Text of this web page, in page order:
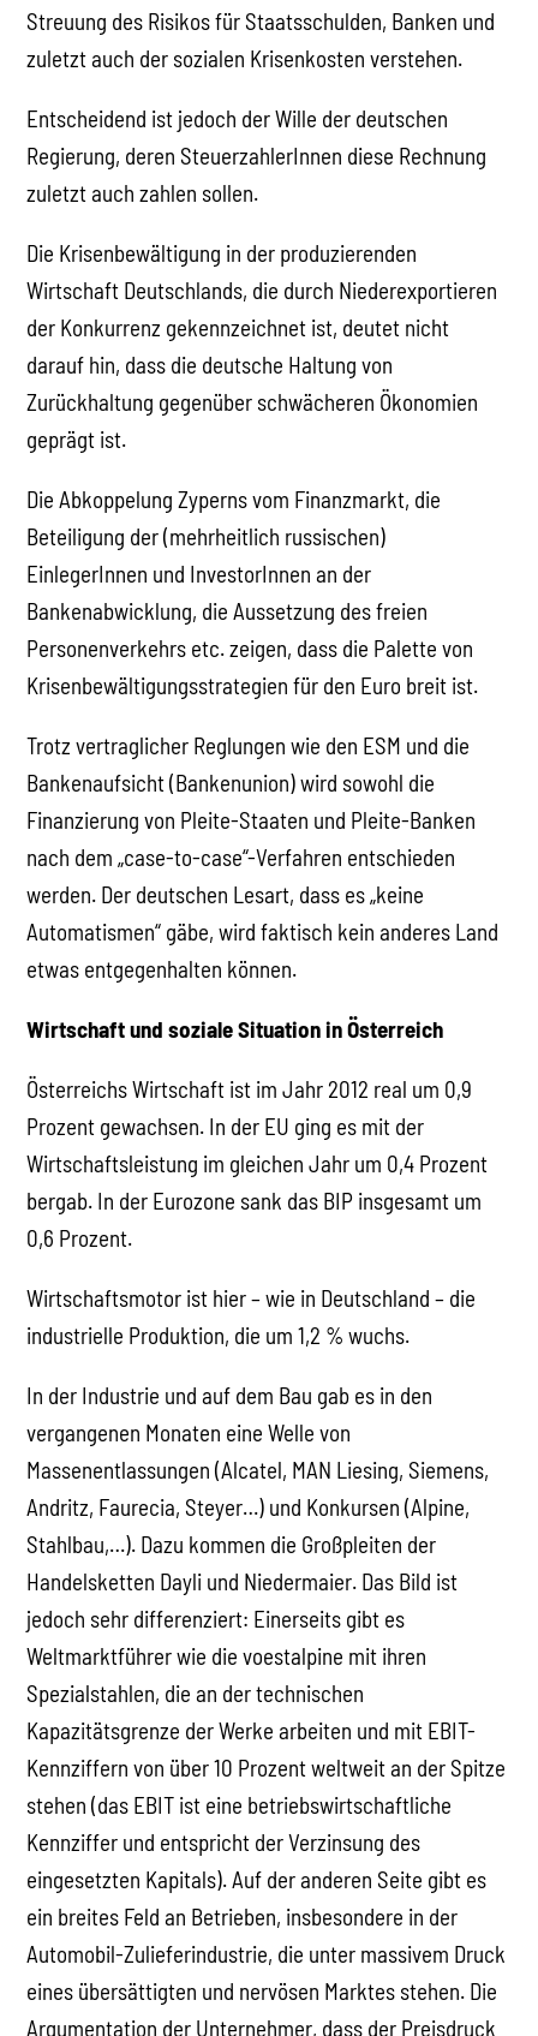
Streuung des Risikos für Staatsschulden, Banken und
zuletzt auch der sozialen Krisenkosten verstehen.
Entscheidend ist jedoch der Wille der deutschen
Regierung, deren SteuerzahlerInnen diese Rechnung
zuletzt auch zahlen sollen.
Die Krisenbewältigung in der produzierenden
Wirtschaft Deutschlands, die durch Niederexportieren
der Konkurrenz gekennzeichnet ist, deutet nicht
darauf hin, dass die deutsche Haltung von
Zurückhaltung gegenüber schwächeren Ökonomien
geprägt ist.
Die Abkoppelung Zyperns vom Finanzmarkt, die
Beteiligung der (mehrheitlich russischen)
EinlegerInnen und InvestorInnen an der
Bankenabwicklung, die Aussetzung des freien
Personenverkehrs etc. zeigen, dass die Palette von
Krisenbewältigungsstrategien für den Euro breit ist.
Trotz vertraglicher Reglungen wie den ESM und die
Bankenaufsicht (Bankenunion) wird sowohl die
Finanzierung von Pleite-Staaten und Pleite-Banken
nach dem „case-to-case“-Verfahren entschieden
werden. Der deutschen Lesart, dass es „keine
Automatismen“ gäbe, wird faktisch kein anderes Land
etwas entgegenhalten können.
Wirtschaft und soziale Situation in Österreich
Österreichs Wirtschaft ist im Jahr 2012 real um 0,9
Prozent gewachsen. In der EU ging es mit der
Wirtschaftsleistung im gleichen Jahr um 0,4 Prozent
bergab. In der Eurozone sank das BIP insgesamt um
0,6 Prozent.
Wirtschaftsmotor ist hier – wie in Deutschland – die
industrielle Produktion, die um 1,2 % wuchs.
In der Industrie und auf dem Bau gab es in den
vergangenen Monaten eine Welle von
Massenentlassungen (Alcatel, MAN Liesing, Siemens,
Andritz, Faurecia, Steyer…) und Konkursen (Alpine,
Stahlbau,…). Dazu kommen die Großpleiten der
Handelsketten Dayli und Niedermaier. Das Bild ist
jedoch sehr differenziert: Einerseits gibt es
Weltmarktführer wie die voestalpine mit ihren
Spezialstahlen, die an der technischen
Kapazitätsgrenze der Werke arbeiten und mit EBIT-
Kennziffern von über 10 Prozent weltweit an der Spitze
stehen (das EBIT ist eine betriebswirtschaftliche
Kennziffer und entspricht der Verzinsung des
eingesetzten Kapitals). Auf der anderen Seite gibt es
ein breites Feld an Betrieben, insbesondere in der
Automobil-Zulieferindustrie, die unter massivem Druck
eines übersättigten und nervösen Marktes stehen. Die
Argumentation der Unternehmer, dass der Preisdruck